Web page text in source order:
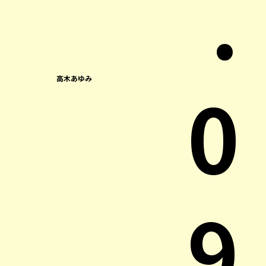
高木あゆみ
0